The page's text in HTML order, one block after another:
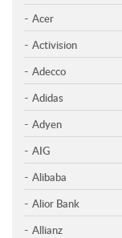
Acer
Activision
Adecco
Adidas
Adyen
AIG
Alibaba
Alior Bank
Allianz